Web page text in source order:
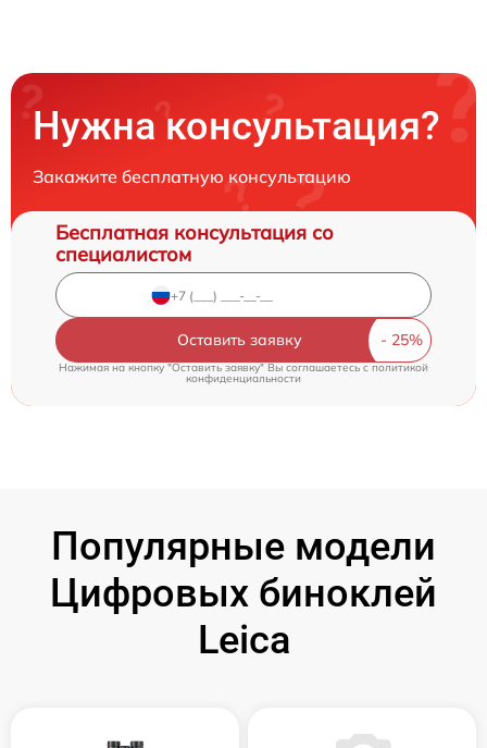
Нужна консультация?
Закажите бесплатную консультацию
Бесплатная консультация со
специалистом
Оставить заявку
Нажимая на кнопку "Оставить заявку" Вы соглашаетесь cполитикой
конфиденциальности
Популярные модели
Цифровых биноклей
Leica